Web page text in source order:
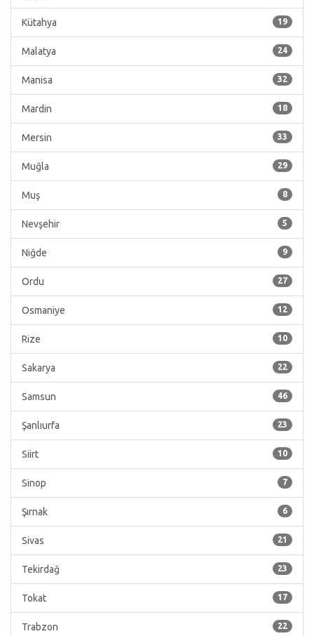
19
Kütahya
24
Malatya
32
Manisa
18
Mardin
33
Mersin
29
Muğla
8
Muş
5
Nevşehir
9
Niğde
27
Ordu
12
Osmaniye
10
Rize
22
Sakarya
46
Samsun
23
Şanlıurfa
10
Siirt
7
Sinop
6
Şırnak
21
Sivas
23
Tekirdağ
17
Tokat
22
Trabzon